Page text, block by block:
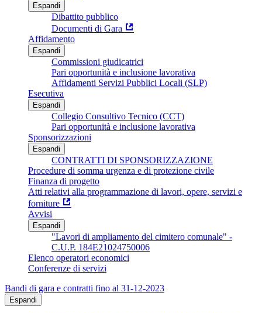
Espandi
Dibattito pubblico
Documenti di Gara
Affidamento
Espandi
Commissioni giudicatrici
Pari opportunità e inclusione lavorativa
Affidamenti Servizi Pubblici Locali (SLP)
Esecutiva
Espandi
Collegio Consultivo Tecnico (CCT)
Pari opportunità e inclusione lavorativa
Sponsorizzazioni
Espandi
CONTRATTI DI SPONSORIZZAZIONE
Procedure di somma urgenza e di protezione civile
Finanza di progetto
Atti relativi alla programmazione di lavori, opere, servizi e
forniture
Avvisi
Espandi
"Lavori di ampliamento del cimitero comunale" -
C.U.P. 184E21024750006
Elenco operatori economici
Conferenze di servizi
Bandi di gara e contratti fino al 31-12-2023
Espandi